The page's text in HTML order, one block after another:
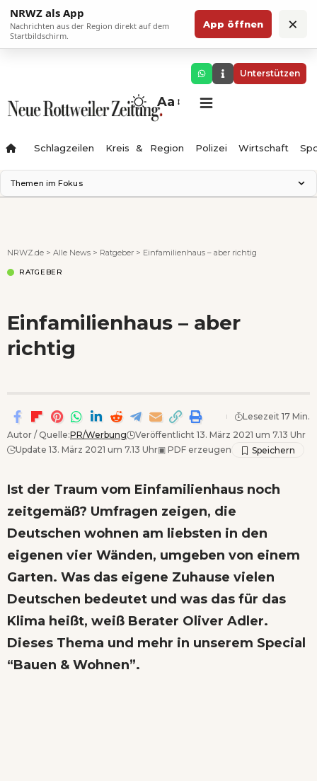
NRWZ als App
Nachrichten aus der Region direkt auf dem
Startbildschirm.
App öffnen ×
Unterstützen
Aa
Schlagzeilen Kreis & Region Polizei Wirtschaft
Themen im Fokus
Ferienzauber '26
Testturm
Wenn Orte erzählen ...
NRWZ.de > Alle News > Ratgeber > Einfamilienhaus – aber richtig
RATGEBER
Einfamilienhaus – aber
richtig
Autor / Quelle:PR/Werbung
Veröffentlicht 13. März 2021 um 7.13 Uhr
Update 13. März 2021 um 7.13 Uhr▣ PDF erzeugen
Lesezeit 17 Min.
Ist der Traum vom Einfamilienhaus noch
zeitgemäß? Umfragen zeigen, die
Deutschen wohnen am liebsten in den
eigenen vier Wänden, umgeben von einem
Garten. Was das eigene Zuhause vielen
Deutschen bedeutet und was das für das
Klima heißt, weiß Berater Oliver Adler.
Dieses Thema und mehr in unserem Special
“Bauen & Wohnen”.